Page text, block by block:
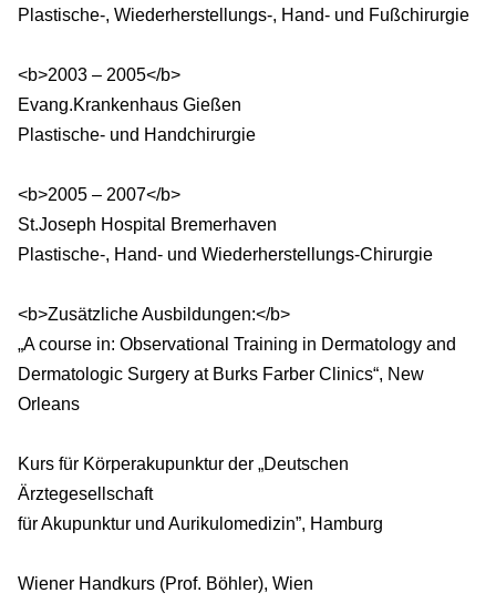
Plastische-, Wiederherstellungs-, Hand- und Fußchirurgie
<b>2003 – 2005</b>
Evang.Krankenhaus Gießen
Plastische- und Handchirurgie
<b>2005 – 2007</b>
St.Joseph Hospital Bremerhaven
Plastische-, Hand- und Wiederherstellungs-Chirurgie
<b>Zusätzliche Ausbildungen:</b>
„A course in: Observational Training in Dermatology and
Dermatologic Surgery at Burks Farber Clinics“, New
Orleans
Kurs für Körperakupunktur der „Deutschen
Ärztegesellschaft
für Akupunktur und Aurikulomedizin”, Hamburg
Wiener Handkurs (Prof. Böhler), Wien